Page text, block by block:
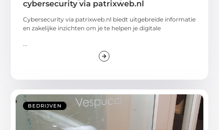
cybersecurity via patrixweb.nl
Cybersecurity via patrixweb.nl biedt uitgebreide informatie
en zakelijke inzichten om je te helpen je digitale
...
BEDRIJVEN